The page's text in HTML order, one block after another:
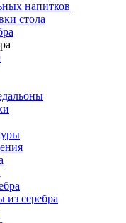
напитков
стола
из серебра